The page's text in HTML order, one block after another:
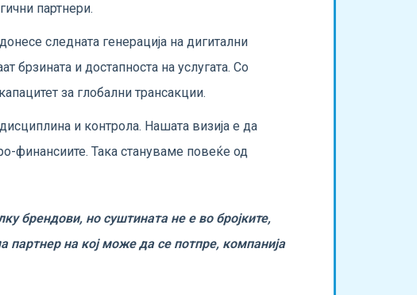
партнери.
следната генерација на дигитални
брзината и достапноста на услугата. Со
за глобални трансакции.
и контрола. Нашата визија е да
финансиите. Така стануваме повеќе од
брендови, но суштината не е во бројките,
партнер на кој може да се потпре, компанија